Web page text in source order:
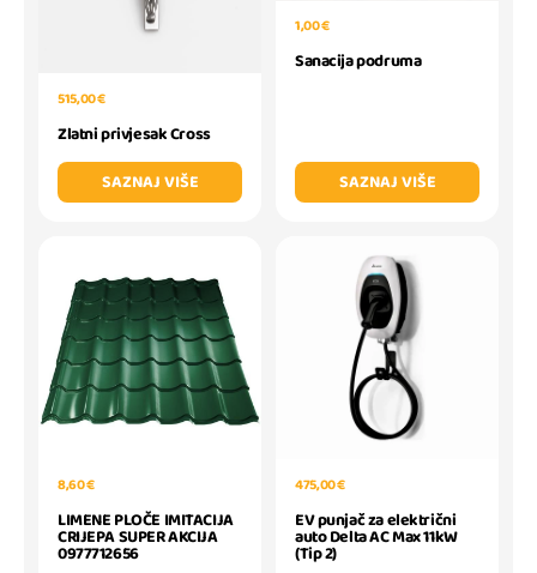
515,00 €
Zlatni privjesak Cross
SAZNAJ VIŠE
1,00 €
Sanacija podruma
SAZNAJ VIŠE
8,60 €
LIMENE PLOČE IMITACIJA
CRIJEPA SUPER AKCIJA
0977712656
475,00 €
EV punjač za električni
auto Delta AC Max 11kW
(Tip 2)